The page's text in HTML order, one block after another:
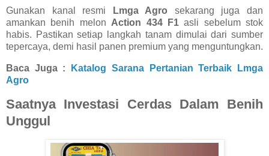
Gunakan kanal resmi Lmga Agro sekarang juga dan
amankan benih melon Action 434 F1asli sebelum stok
habis. Pastikan setiap langkah tanam dimulai dari sumber
tepercaya, demi hasil panen premium yang menguntungkan.
Baca Juga :
Katalog Sarana Pertanian Terbaik Lmga
Agro
Saatnya Investasi Cerdas Dalam Benih
Unggul